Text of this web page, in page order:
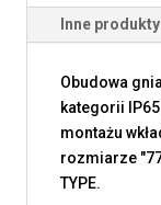
Inne produkty
Obudowa
kategorii
montażu
rozmiarze
TYPE.